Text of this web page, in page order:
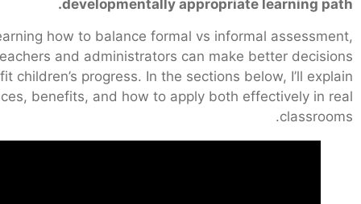
developmentally appropriate learning path.
how to balance formal vs informal assessment,
and administrators can make better decisions
children’s progress. In the sections below, I’ll explain
benefits, and how to apply both effectively in real
classrooms.